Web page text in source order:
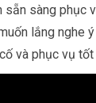
sẵn sàng phục
lắng nghe
và phục vụ tốt